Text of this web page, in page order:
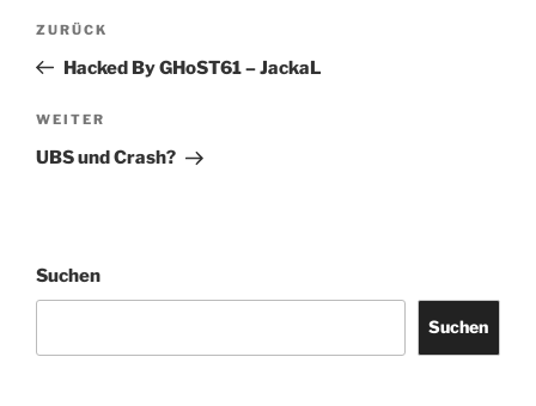
Beitragsnavigation
Vorheriger
Beitrag
ZURÜCK
Hacked By GHoST61 – JackaL
Nächster
Beitrag
WEITER
UBS und Crash?
Suchen
Suchen